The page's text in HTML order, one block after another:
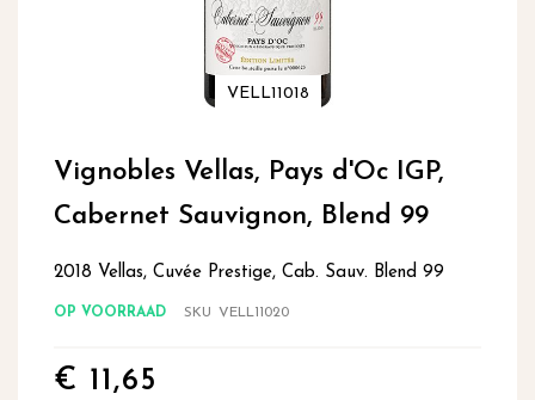
VELL11018
het
begin
van
afbeeldingen-
Vignobles Vellas, Pays d'Oc IGP,
Cabernet Sauvignon, Blend 99
2018 Vellas, Cuvée Prestige, Cab. Sauv. Blend 99
OP VOORRAAD SKU VELL11020
€ 11,65